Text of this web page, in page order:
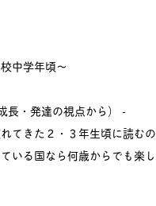
中学年頃〜
長・発達の視点から） -
てきた２・３年生頃に読むの
いる国なら何歳からでも楽し